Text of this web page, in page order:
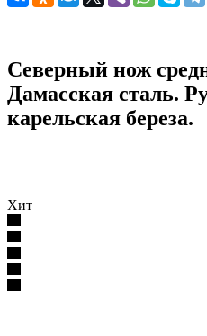
Северный нож
Дамасская сталь.
карельская береза.
Хит